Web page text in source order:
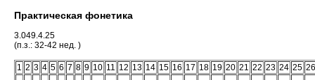
Практическая фонетика
3.049.4.25
(п.з.: 32-42 нед. )
1 2 3 4 5 6 7 8 9 10 11 12 13 14 15 16 17 18 19 20 21 22 23 24 25 26